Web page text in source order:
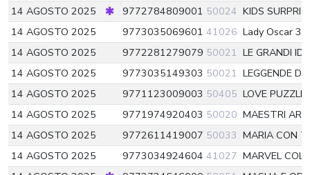
14 AGOSTO 2025
9772784809001 50024 KIDS
14 AGOSTO 2025
9773035069601 41026 Lady Oscar
14 AGOSTO 2025
9772281279079 50021 LE GRANDI
14 AGOSTO 2025
9773035149303 50021 LEGGENDE
14 AGOSTO 2025
9771123009003 50405 LOVE PUZZLE
14 AGOSTO 2025
9771974920403 50020 MAESTRI
14 AGOSTO 2025
9772611419007 50033 MARIA CON
14 AGOSTO 2025
9773034924604 41027 MARVEL